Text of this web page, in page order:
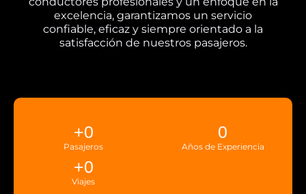
excelencia, garantizamos un servicio
confiable, eficaz y siempre orientado a la
satisfacción de nuestros pasajeros.
Pasajeros
+0
Años de Experiencia
0
Viajes
+0